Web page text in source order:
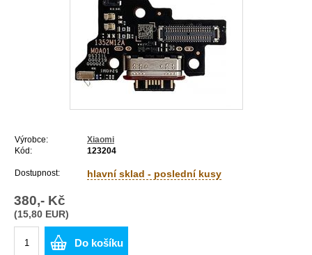
Výrobce:
Xiaomi
Kód:
123204
Dostupnost: hlavní sklad - poslední kusy
380,- Kč
(15,80 EUR)
Do košíku